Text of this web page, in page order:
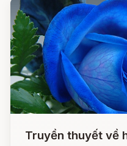
Truyền thuyết về